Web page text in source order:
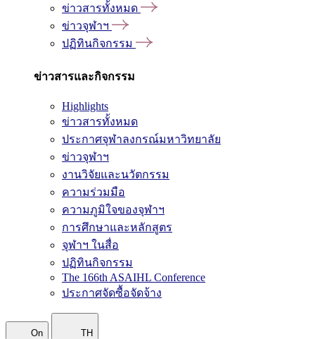
ข่าวสารทั้งหมด
ข่าวจุฬาฯ
ปฏิทินกิจกรรม
ข่าวสารและกิจกรรม
Highlights
ข่าวสารทั้งหมด
ประกาศจุฬาลงกรณ์มหาวิทยาลัย
ข่าวจุฬาฯ
งานวิจัยและนวัตกรรม
ความร่วมมือ
ความภูมิใจของจุฬาฯ
การศึกษาและหลักสูตร
จุฬาฯ ในสื่อ
ปฏิทินกิจกรรม
The 166th ASAIHL Conference
ประกาศจัดซื้อจัดจ้าง
On TH